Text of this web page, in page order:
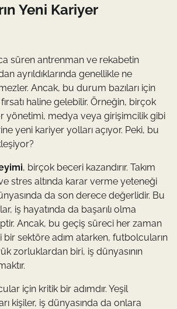
Yeni Kariyer
süren antrenman ve rekabetin
ayrıldıklarında genellikle ne
Ancak, bu durum bazıları için
haline gelebilir. Örneğin, birçok
yönetimi, medya veya girişimcilik gibi
yeni kariyer yolları açıyor. Peki, bu
, birçok beceri kazandırır. Takım
stres altında karar verme yeteneği
da son derece değerlidir. Bu
iş hayatında da başarılı olma
Ancak, bu geçiş süreci her zaman
bir sektöre adım atarken, futbolcuların
zorluklardan biri, iş dünyasının
için kritik bir adımdır. Yeşil
kişiler, iş dünyasında da onlara